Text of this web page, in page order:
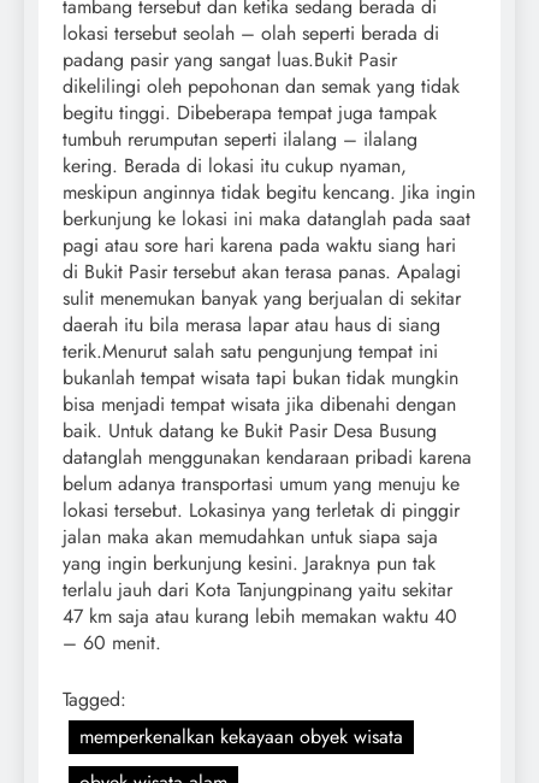
tambang tersebut dan ketika sedang berada di
lokasi tersebut seolah – olah seperti berada di
padang pasir yang sangat luas.Bukit Pasir
dikelilingi oleh pepohonan dan semak yang tidak
begitu tinggi. Dibeberapa tempat juga tampak
tumbuh rerumputan seperti ilalang – ilalang
kering. Berada di lokasi itu cukup nyaman,
meskipun anginnya tidak begitu kencang. Jika ingin
berkunjung ke lokasi ini maka datanglah pada saat
pagi atau sore hari karena pada waktu siang hari
di Bukit Pasir tersebut akan terasa panas. Apalagi
sulit menemukan banyak yang berjualan di sekitar
daerah itu bila merasa lapar atau haus di siang
terik.Menurut salah satu pengunjung tempat ini
bukanlah tempat wisata tapi bukan tidak mungkin
bisa menjadi tempat wisata jika dibenahi dengan
baik. Untuk datang ke Bukit Pasir Desa Busung
datanglah menggunakan kendaraan pribadi karena
belum adanya transportasi umum yang menuju ke
lokasi tersebut. Lokasinya yang terletak di pinggir
jalan maka akan memudahkan untuk siapa saja
yang ingin berkunjung kesini. Jaraknya pun tak
terlalu jauh dari Kota Tanjungpinang yaitu sekitar
47 km saja atau kurang lebih memakan waktu 40
– 60 menit.
Tagged:
memperkenalkan kekayaan obyek wisata